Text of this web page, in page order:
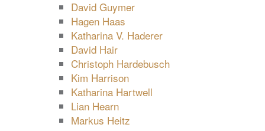
David Guymer
Hagen Haas
Katharina V. Haderer
David Hair
Christoph Hardebusch
Kim Harrison
Katharina Hartwell
Lian Hearn
Markus Heitz